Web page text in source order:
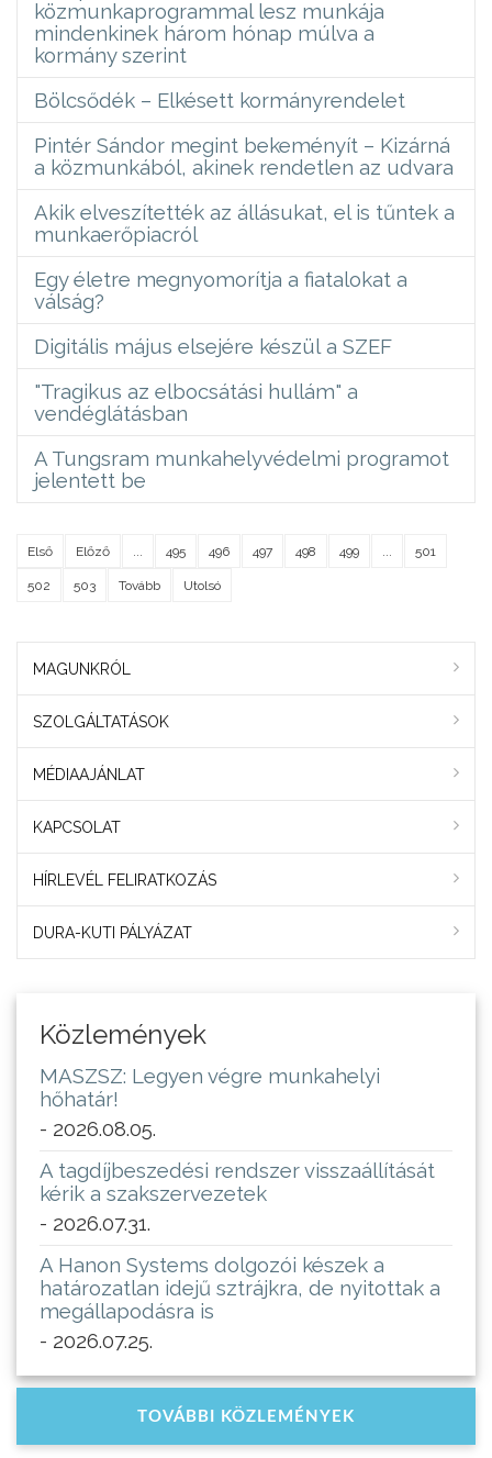
közmunkaprogrammal lesz munkája
mindenkinek három hónap múlva a
kormány szerint
Bölcsődék – Elkésett kormányrendelet
Pintér Sándor megint bekeményít – Kizárná
a közmunkából, akinek rendetlen az udvara
Akik elveszítették az állásukat, el is tűntek a
munkaerőpiacról
Egy életre megnyomorítja a fiatalokat a
válság?
Digitális május elsejére készül a SZEF
"Tragikus az elbocsátási hullám" a
vendéglátásban
A Tungsram munkahelyvédelmi programot
jelentett be
Első Előző ... 495 496 497 498 499 ... 501
502 503 Tovább Utolsó
MAGUNKRÓL
SZOLGÁLTATÁSOK
MÉDIAAJÁNLAT
KAPCSOLAT
HÍRLEVÉL FELIRATKOZÁS
DURA-KUTI PÁLYÁZAT
Közlemények
MASZSZ: Legyen végre munkahelyi
hőhatár!
- 2026.08.05.
A tagdíjbeszedési rendszer visszaállítását
kérik a szakszervezetek
- 2026.07.31.
A Hanon Systems dolgozói készek a
határozatlan idejű sztrájkra, de nyitottak a
megállapodásra is
- 2026.07.25.
TOVÁBBI KÖZLEMÉNYEK